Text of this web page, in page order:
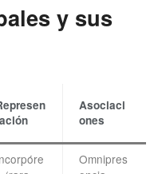
y sus
Asociaci
ones
Omnipres